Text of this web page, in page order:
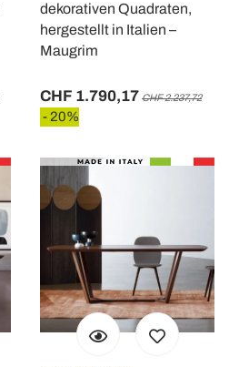
dekorativen Quadraten,
hergestellt in Italien –
Maugrim
CHF 1.790,17 CHF 2.237,72
- 20%